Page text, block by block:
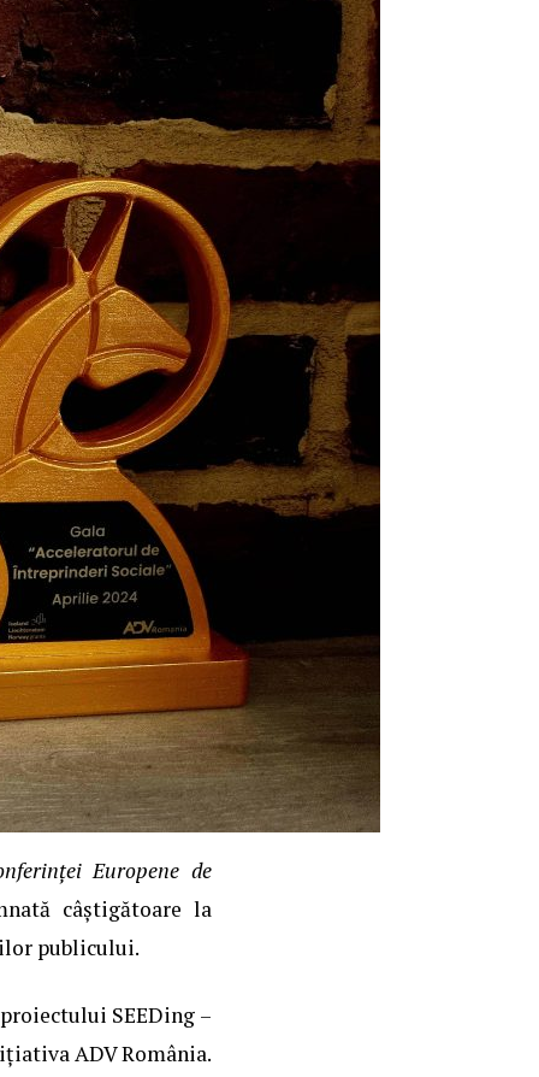
Europene de
câștigătoare la
publicului.
SEEDing –
ADV România.